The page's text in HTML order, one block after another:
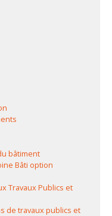
bâtiment
Bâti option
Travaux Publics et
de travaux publics et